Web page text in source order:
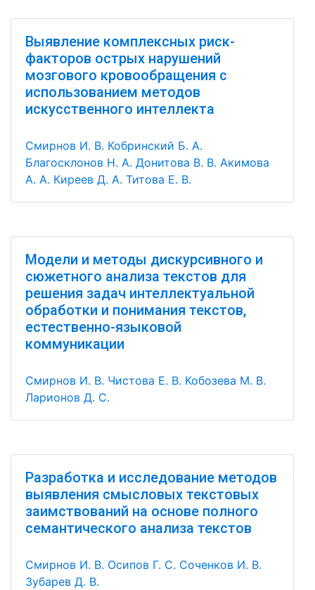
Выявление комплексных риск-
факторов острых нарушений
мозгового кровообращения с
использованием методов
искусственного интеллекта
Смирнов И. В. Кобринский Б. А.
Благосклонов Н. А. Донитова В. В. Акимова
А. А. Киреев Д. А. Титова Е. В.
Модели и методы дискурсивного и
сюжетного анализа текстов для
решения задач интеллектуальной
обработки и понимания текстов,
естественно-языковой
коммуникации
Смирнов И. В. Чистова Е. В. Кобозева М. В.
Ларионов Д. С.
Разработка и исследование методов
выявления смысловых текстовых
заимствований на основе полного
семантического анализа текстов
Смирнов И. В. Осипов Г. С. Соченков И. В.
Зубарев Д. В.